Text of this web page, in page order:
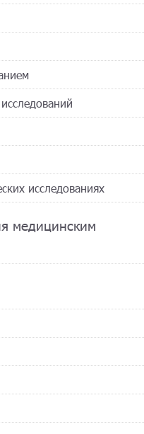
исследованиях
медицинским